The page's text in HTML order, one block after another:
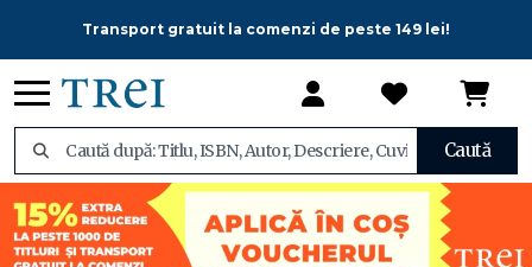
Transport gratuit la comenzi de peste 149 lei!
Caută